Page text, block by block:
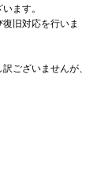
ます。
旧対応を行いま
ございませんが、